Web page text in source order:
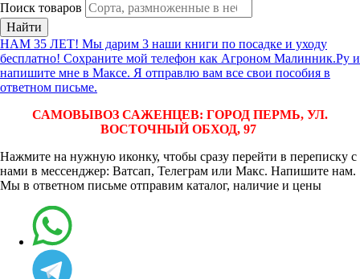
Поиск товаров
Найти
НАМ 35 ЛЕТ! Мы дарим 3 наши книги по посадке и уходу
бесплатно! Сохраните мой телефон как Агроном Малинник.Ру и
напишите мне в Максе. Я отправлю вам все свои пособия в
ответном письме.
САМОВЫВОЗ САЖЕНЦЕВ: ГОРОД ПЕРМЬ, УЛ.
ВОСТОЧНЫЙ ОБХОД, 97
Нажмите на нужную иконку, чтобы сразу перейти в переписку с
нами в мессенджер: Ватсап, Телеграм или Макс. Напишите нам.
Мы в ответном письме отправим каталог, наличие и цены